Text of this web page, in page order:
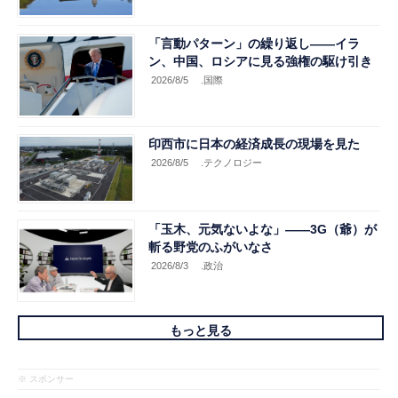
「言動パターン」の繰り返し――イラ
ン、中国、ロシアに見る強権の駆け引き
2026/8/5 .国際
印西市に日本の経済成長の現場を見た
2026/8/5 .テクノロジー
「玉木、元気ないよな」――3G（爺）が
斬る野党のふがいなさ
2026/8/3 .政治
もっと見る
※ スポンサー